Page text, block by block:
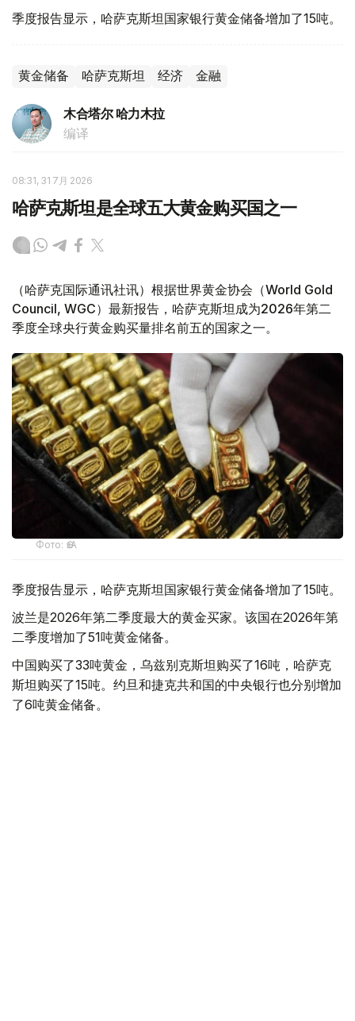
季度报告显示，哈萨克斯坦国家银行黄金储备增加了15吨。
黄金储备 哈萨克斯坦 经济 金融
木合塔尔 哈力木拉
编译
08:31, 31 7月 2026
哈萨克斯坦是全球五大黄金购买国之一
（哈萨克国际通讯社讯）根据世界黄金协会（World Gold
Council, WGC）最新报告，哈萨克斯坦成为2026年第二
季度全球央行黄金购买量排名前五的国家之一。
Фото: ӨзА
季度报告显示，哈萨克斯坦国家银行黄金储备增加了15吨。
波兰是2026年第二季度最大的黄金买家。该国在2026年第
二季度增加了51吨黄金储备。
中国购买了33吨黄金，乌兹别克斯坦购买了16吨，哈萨克
斯坦购买了15吨。约旦和捷克共和国的中央银行也分别增加
了6吨黄金储备。